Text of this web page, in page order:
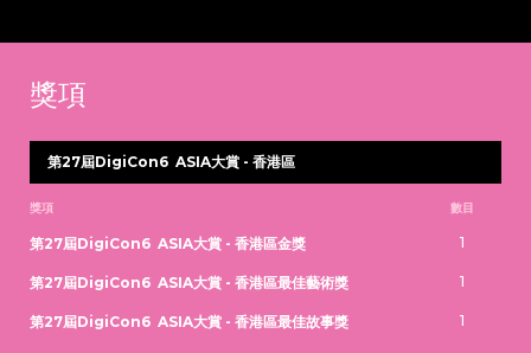
獎項
第27屆DigiCon6 ASIA大賞 - 香港區
獎項 數目
第27屆DigiCon6 ASIA大賞 - 香港區金獎 1
第27屆DigiCon6 ASIA大賞 - 香港區最佳藝術獎 1
第27屆DigiCon6 ASIA大賞 - 香港區最佳故事獎 1